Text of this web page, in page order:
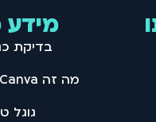
מידע
בדיקת
מה זה Canva – מדריך קנבה
גוגל